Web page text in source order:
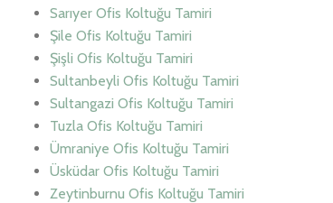
Sarıyer Ofis Koltuğu Tamiri
Şile Ofis Koltuğu Tamiri
Şişli Ofis Koltuğu Tamiri
Sultanbeyli Ofis Koltuğu Tamiri
Sultangazi Ofis Koltuğu Tamiri
Tuzla Ofis Koltuğu Tamiri
Ümraniye Ofis Koltuğu Tamiri
Üsküdar Ofis Koltuğu Tamiri
Zeytinburnu Ofis Koltuğu Tamiri